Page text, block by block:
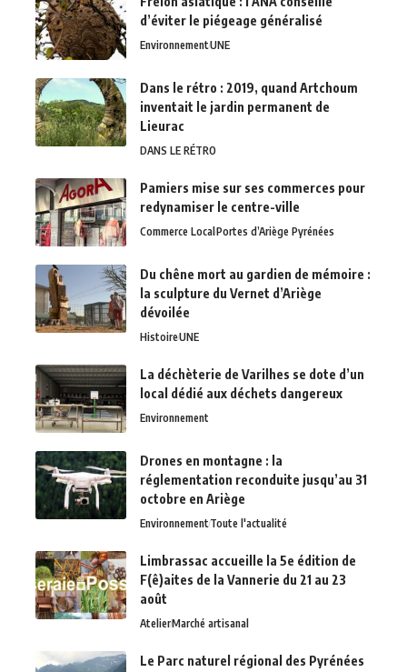
d’éviter le piégeage généralisé
EnvironnementUNE
Dans le rétro : 2019, quand Artchoum
inventait le jardin permanent de
Lieurac
DANS LE RÉTRO
Pamiers mise sur ses commerces pour
redynamiser le centre-ville
Commerce LocalPortes d’Ariège Pyrénées
Du chêne mort au gardien de mémoire :
la sculpture du Vernet d’Ariège
dévoilée
HistoireUNE
La déchèterie de Varilhes se dote d’un
local dédié aux déchets dangereux
Environnement
Drones en montagne : la
réglementation reconduite jusqu’au 31
octobre en Ariège
EnvironnementToute l'actualité
Limbrassac accueille la 5e édition de
F(ê)aites de la Vannerie du 21 au 23
août
AtelierMarché artisanal
Le Parc naturel régional des Pyrénées